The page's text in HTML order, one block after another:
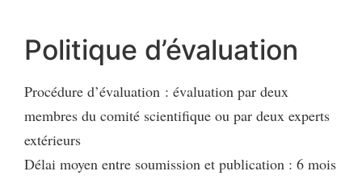
Politique d’évaluation
Procédure d’évaluation : évaluation par deux
membres du comité scientifique ou par deux experts
extérieurs
Délai moyen entre soumission et publication : 6 mois